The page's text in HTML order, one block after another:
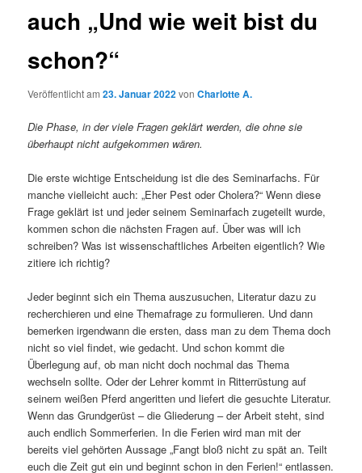
auch „Und wie weit bist du
schon?“
Veröffentlicht am23. Januar 2022vonCharlotte A.
Die Phase, in der viele Fragen geklärt werden, die ohne sie
überhaupt nicht aufgekommen wären.
Die erste wichtige Entscheidung ist die des Seminarfachs. Für
manche vielleicht auch: „Eher Pest oder Cholera?“ Wenn diese
Frage geklärt ist und jeder seinem Seminarfach zugeteilt wurde,
kommen schon die nächsten Fragen auf. Über was will ich
schreiben? Was ist wissenschaftliches Arbeiten eigentlich? Wie
zitiere ich richtig?
Jeder beginnt sich ein Thema auszusuchen, Literatur dazu zu
recherchieren und eine Themafrage zu formulieren. Und dann
bemerken irgendwann die ersten, dass man zu dem Thema doch
nicht so viel findet, wie gedacht. Und schon kommt die
Überlegung auf, ob man nicht doch nochmal das Thema
wechseln sollte. Oder der Lehrer kommt in Ritterrüstung auf
seinem weißen Pferd angeritten und liefert die gesuchte Literatur.
Wenn das Grundgerüst – die Gliederung – der Arbeit steht, sind
auch endlich Sommerferien. In die Ferien wird man mit der
bereits viel gehörten Aussage „Fangt bloß nicht zu spät an. Teilt
euch die Zeit gut ein und beginnt schon in den Ferien!“ entlassen.